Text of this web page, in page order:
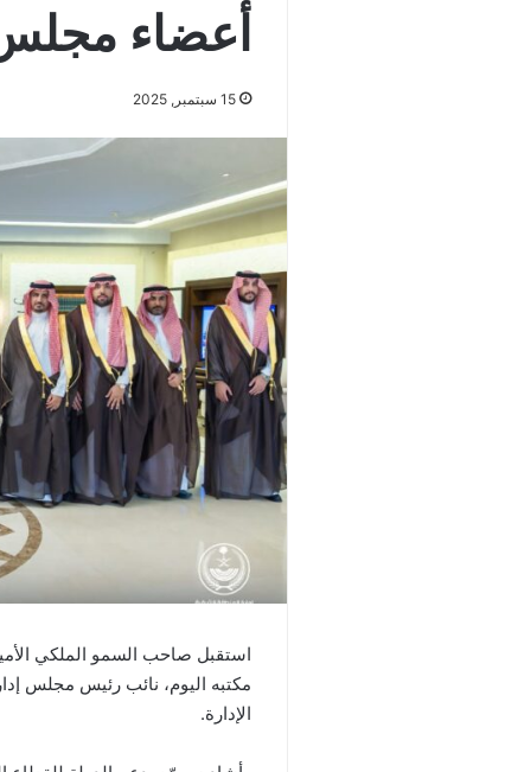
أعضاء مجلس
15 سبتمبر, 2025
استقبل صاحب السمو الملكي
مكتبه اليوم، نائب رئيس مجلس
الإدارة.